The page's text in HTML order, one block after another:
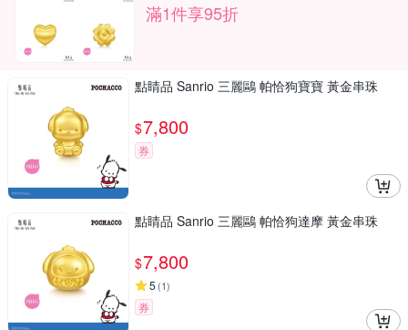
滿1件享95折
點睛品 Sanrio 三麗鷗 帕恰狗寶寶 黃金串珠
$7,800
券
點睛品 Sanrio 三麗鷗 帕恰狗達摩 黃金串珠
$7,800
5 (1)
券